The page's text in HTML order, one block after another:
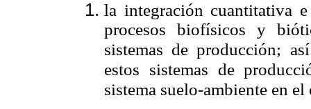
la integración cuantitativa
procesos biofísicos y
sistemas de producción;
estos sistemas de
sistema suelo-ambiente en